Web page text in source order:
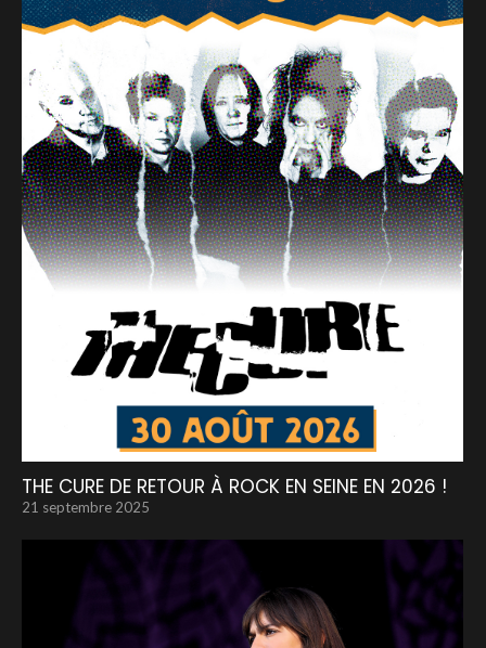
THE CURE DE RETOUR À ROCK EN SEINE EN 2026 !
21 septembre 2025